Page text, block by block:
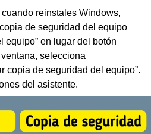
reinstales Windows,
de seguridad del equipo
equipo” en lugar del botón
selecciona
copia de seguridad del equipo”.
del asistente.